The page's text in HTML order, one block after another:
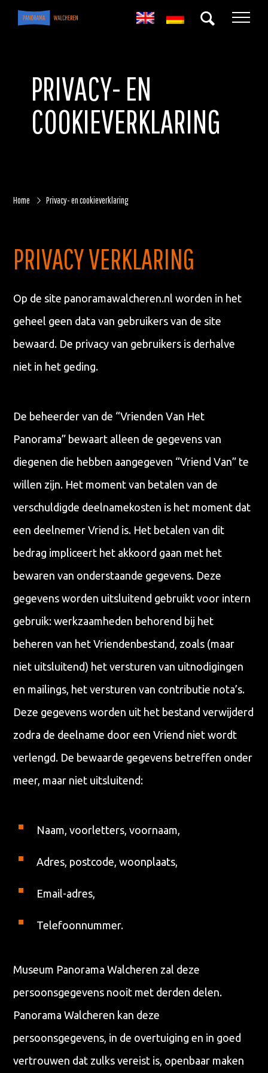
PRIVACY- EN
COOKIEVERKLARING
Home Privacy- en cookieverklaring
PRIVACY VERKLARING
Op de site panoramawalcheren.nl worden in het
geheel geen data van gebruikers van de site
bewaard. De privacy van gebruikers is derhalve
niet in het geding.
De beheerder van de “Vrienden Van Het
Panorama” bewaart alleen de gegevens van
diegenen die hebben aangegeven “Vriend Van” te
willen zijn. Het moment van betalen van de
verschuldigde deelnamekosten is het moment dat
een deelnemer Vriend is. Het betalen van dit
bedrag impliceert het akkoord gaan met het
bewaren van onderstaande gegevens. Deze
gegevens worden uitsluitend gebruikt voor intern
gebruik: werkzaamheden behorend bij het
beheren van het Vriendenbestand, zoals (maar
niet uitsluitend) het versturen van uitnodigingen
en mailings, het versturen van contributie nota’s.
Deze gegevens worden uit het bestand verwijderd
zodra de deelname door een Vriend niet wordt
verlengd. De bewaarde gegevens betreffen onder
meer, maar niet uitsluitend:
Naam, voorletters, voornaam,
Adres, postcode, woonplaats,
Email-adres,
Telefoonnummer.
Museum Panorama Walcheren zal deze
persoonsgegevens nooit met derden delen.
Panorama Walcheren kan deze
persoonsgegevens, in de overtuiging en in goed
vertrouwen dat zulks vereist is, openbaar maken